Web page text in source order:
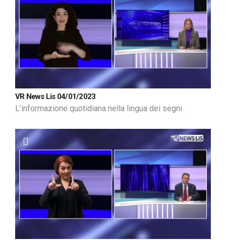
VR News Lis 04/01/2023
L’informazione quotidiana nella lingua dei segni